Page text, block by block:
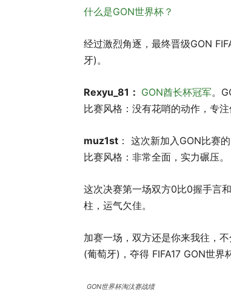
什么是GON世界杯？
经过激烈角逐，最终晋级GON
牙)。
Rexyu_81： GON酋长杯冠军。
比赛风格：没有花哨的动作，专
muz1st ： 这次新加入GON比赛
比赛风格：非常全面，实力碾压。
这次决赛第一场双方0比0握手言
柱，运气欠佳。
加赛一场，双方还是你来我往，
(葡萄牙)，夺得 FIFA17 GON世界
GON世界杯淘汰赛战绩